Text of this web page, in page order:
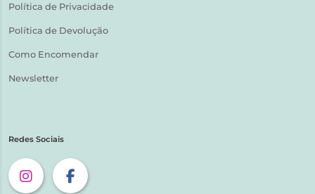
Política de Privacidade
Política de Devolução
Como Encomendar
Newsletter
Redes Sociais